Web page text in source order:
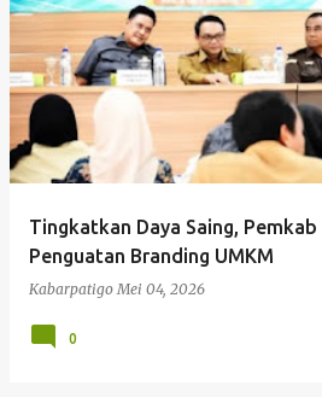
Tingkatkan Daya Saing,
Penguatan Branding UMKM
Kabarpatigo Mei 04, 2026
0